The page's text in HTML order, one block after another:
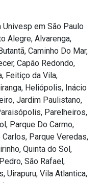
em São Paulo
Alegre, Alvarenga,
Caminho Do Mar,
Capão Redondo,
Feitiço da Vila,
Heliópolis, Inácio
Jardim Paulistano,
Parelheiros,
Parque Do Carmo,
Parque Veredas,
Quinta do Sol,
São Rafael,
Uirapuru, Vila Atlantica,